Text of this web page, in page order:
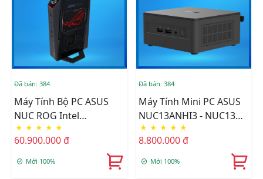
Đã bán: 384
Máy Tính Bộ PC ASUS
NUC ROG Intel
RNUC15JNK7X569A0 (U7
255HX)/16GB (2x8GB)
DDR5-6400/1TB Gen4
★ ★ ★ ★ ★
60.900.000 đ
Mới 100%
Đã bán: 384
Máy Tính Mini PC ASUS
NUC13ANHI3 - NUC13
PRO Tall / I3-1315U /
2xDDR4-3200 / 2xNVMe,
SATA/ 2x HDMI 2.1/2x DP
★ ★ ★ ★ ★
8.800.000 đ
Mới 100%